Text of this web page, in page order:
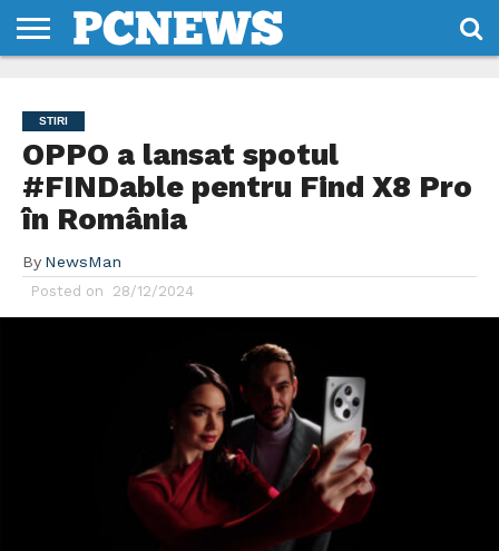
NOI
SI
CONDITII
STIRI
OPPO a lansat spotul
#FINDable pentru Find X8 Pro
în România
By NewsMan
Posted on 28/12/2024